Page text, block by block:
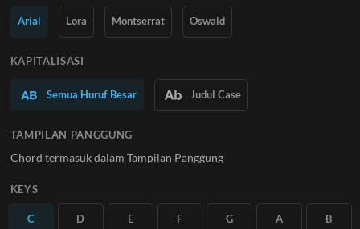
Pelajari Lebih Lanjut
Arial Lora Montserrat Oswald
KAPITALISASI
Semua Huruf Besar Judul Case
TAMPILAN PANGGUNG
Chord termasuk dalam Tampilan Panggung
KEYS
C D E F G A B